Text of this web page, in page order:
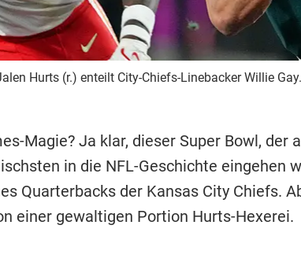
Hurts (r.) enteilt City-Chiefs-Linebacker Willie Gay.
Magie? Ja klar, dieser Super Bowl, der
in die NFL-Geschichte eingehen
Quarterbacks der Kansas City Chiefs.
einer gewaltigen Portion Hurts-Hexerei.